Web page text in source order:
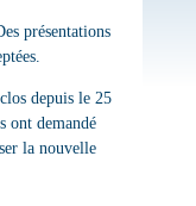
présentations
depuis le 25
ont demandé
la nouvelle